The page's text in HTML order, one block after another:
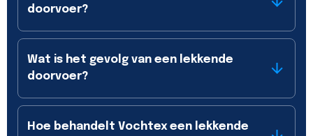
doorvoer?
Wat is het gevolg van een lekkende
doorvoer?
Hoe behandelt Vochtex een lekkende